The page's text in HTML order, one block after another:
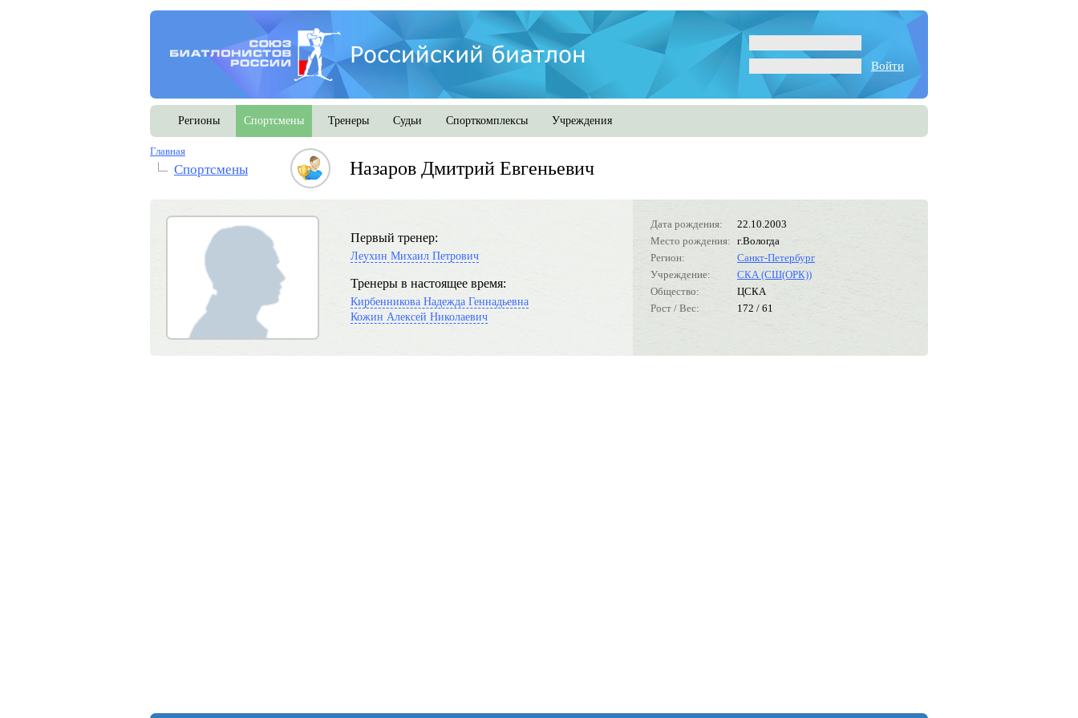
Войти
Регионы Спортсмены Тренеры Судьи Спорткомплексы Учреждения
Главная
Спортсмены Назаров Дмитрий Евгеньевич
Дата рождения:
22.10.2003
Место рождения: г.Вологда
Регион:
Санкт-Петербург
Учреждение:
СКА (СШ(ОРК))
Общество:
ЦСКА
Рост / Вес:
172 / 61
Первый тренер:
Леухин Михаил Петрович
Тренеры в настоящее время:
Кирбенникова Надежда Геннадьевна
Кожин Алексей Николаевич